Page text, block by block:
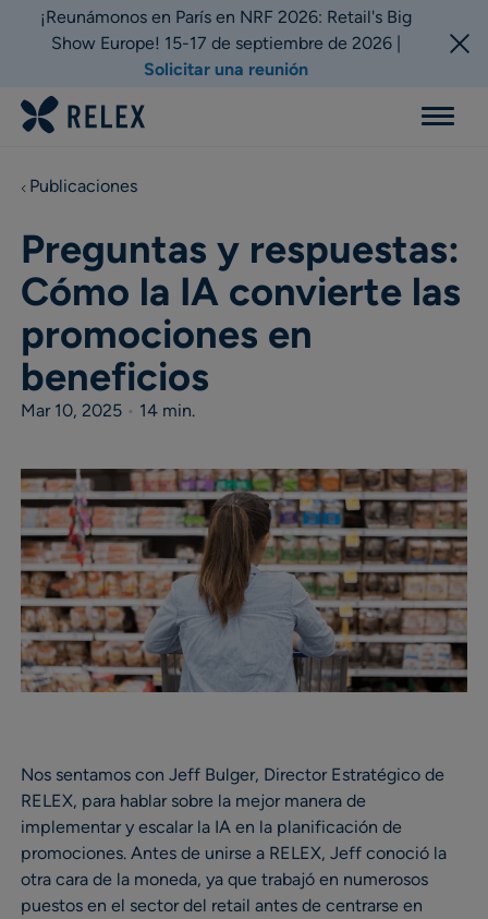
¡Reunámonos en París en NRF 2026: Retail's Big
Show Europe! 15-17 de septiembre de 2026 |
Solicitar una reunión
Menu
Publicaciones
Preguntas y respuestas:
Cómo la IA convierte las
promociones en
beneficios
Mar 10, 2025 • 14 min.
Nos sentamos con Jeff Bulger, Director Estratégico de
RELEX, para hablar sobre la mejor manera de
implementar y escalar la IA en la planificación de
promociones. Antes de unirse a RELEX, Jeff conoció la
otra cara de la moneda, ya que trabajó en numerosos
puestos en el sector del retail antes de centrarse en